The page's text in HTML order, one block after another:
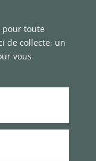
pour toute
de collecte, un
vous